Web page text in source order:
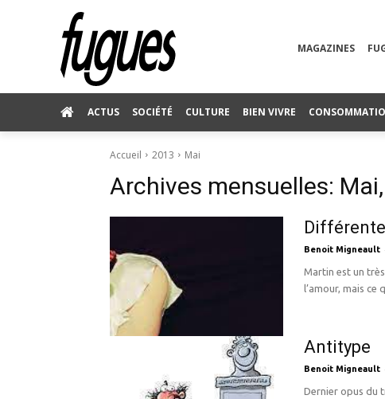
MAGAZINES
ACTUS SOCIÉTÉ CULTURE BIEN VIVRE
Accueil 2013 Mai
Archives mensuelles:
Différente
Benoit Migneault
Martin est un
l’amour, mais ce
Antitype
Benoit Migneault
Dernier opus du